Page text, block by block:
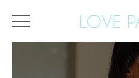
Головна Всі купальники Топи і плавки, Жизель